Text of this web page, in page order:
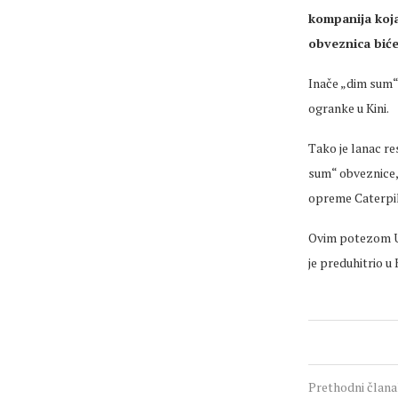
kompanija
obveznica
Inače „dim
ogranke u Kini.
Tako je lanac
sum“
opreme
Ovim potezom
je preduhitrio u
Prethodni